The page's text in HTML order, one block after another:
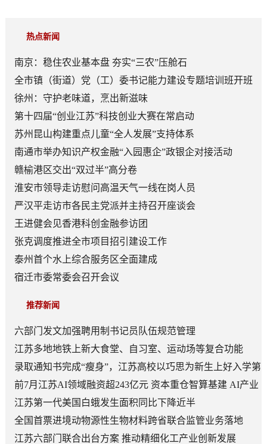
热点新闻
南京：稳住农业基本盘 夯实“三农”压舱石
全市镇（街道）党（工）委书记能力建设专题培训班开班
徐州：守护老味道，烹出新滋味
第十四届“创业江苏”科技创业大赛在常启动
苏州昆山构建重点儿童“全人发展”支持体系
南通市举办知识产权金融“入园惠企”政银企对接活动
赣榆港区交出“双过半”高分卷
淮安市领导走访慰问高温天气一线在岗人员
严汉平走访市各民主党派并主持召开座谈会
王进健会见香港科创金融参访团
张克调度推进全市项目招引建设工作
泰州首个水上综合服务区全面建成
宿迁市委常委会召开会议
推荐新闻
六部门发文加强聘用制书记员队伍规范管理
江苏多地地铁上新大食堂、自习室、运动场等复合功能
——从“客流通道”到“生活场景”
录取通知书完成“瘦身”，江苏高校以巧思为新生上好入学第
一课
前7月江苏AI领域融资超243亿元 资本重仓智算基建 AI产业
底盘夯实
江苏第一代美国白蛾发生面积同比下降近半
全国首票进境动物源性生物材料跨省联合监管业务落地
江苏六部门联合出台方案 推动精细化工产业创新发展